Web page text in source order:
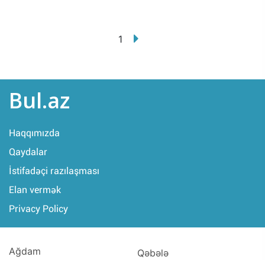
1
Bul.az
Haqqımızda
Qaydalar
İstifadəçi razılaşması
Elan vermək
Privacy Policy
Ağdam
Qəbələ